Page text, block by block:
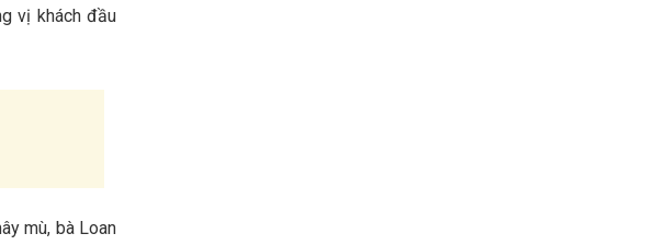
v‎‎ị khách đầu
m‎‎ù, bà Loan